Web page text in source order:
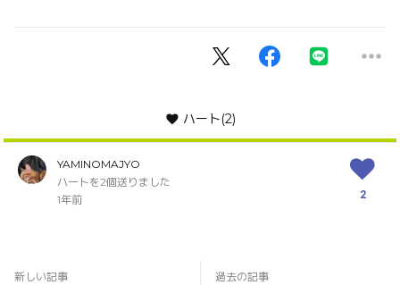
ハート(2)
YAMINOMAJYO
ハートを2個送りました
1年前
2
新しい記事 過去の記事